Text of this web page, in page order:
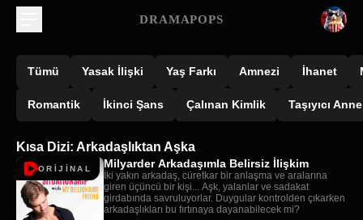
DRAMAPOPS
Tümü Yasak İlişki Yaş Farkı Amnezi İhanet
Romantik İkinci Şans Çalınan Kimlik Taşıyıcı Anne
Kısa Dizi: Arkadaşlıktan Aşka
ORİJİNAL Milyarder Arkadaşımla Belirsiz İlişkim
İki yakın arkadaş, cüretkar bir anlaşma ve aralarına
giren üçüncü bir kişi... Aşk, yalanlar ve sadakat
girdabında savruluyorlar. Duygular kontrolden çıkarken
arkadaşlıkları bu fırtınaya dayanabilecek mi?